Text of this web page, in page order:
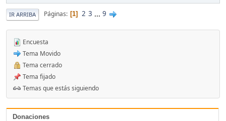
Donaciones
IR ARRIBA Páginas 1 2 3 ... 9
Encuesta
Tema Movido
Tema cerrado
Tema fijado
Temas que estás siguiendo